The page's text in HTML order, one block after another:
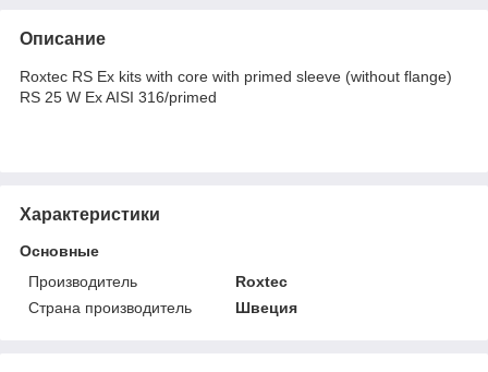
Описание
Roxtec RS Ex kits with core with primed sleeve (without flange)
RS 25 W Ex AISI 316/primed
Характеристики
Основные
Производитель
Roxtec
Страна производитель
Швеция